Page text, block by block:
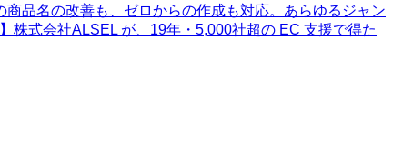
品名の改善も、ゼロからの作成も対応。あらゆるジャン
株式会社ALSEL が、19年・5,000社超の EC 支援で得た